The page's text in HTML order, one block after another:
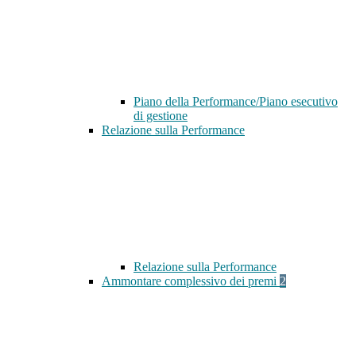
Piano della Performance/Piano esecutivo
di gestione
Relazione sulla Performance
Relazione sulla Performance
Ammontare complessivo dei premi 2